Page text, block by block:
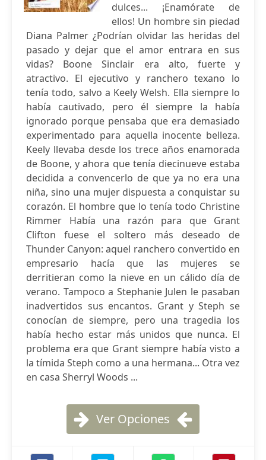
dulces... ¡Enamórate de
ellos! Un hombre sin piedad
Diana Palmer ¿Podrían olvidar las heridas del
pasado y dejar que el amor entrara en sus
vidas? Boone Sinclair era alto, fuerte y
atractivo. El ejecutivo y ranchero texano lo
tenía todo, salvo a Keely Welsh. Ella siempre lo
había cautivado, pero él siempre la había
ignorado porque pensaba que era demasiado
experimentado para aquella inocente belleza.
Keely llevaba desde los trece años enamorada
de Boone, y ahora que tenía diecinueve estaba
decidida a convencerlo de que ya no era una
niña, sino una mujer dispuesta a conquistar su
corazón. El hombre que lo tenía todo Christine
Rimmer Había una razón para que Grant
Clifton fuese el soltero más deseado de
Thunder Canyon: aquel ranchero convertido en
empresario hacía que las mujeres se
derritieran como la nieve en un cálido día de
verano. Tampoco a Stephanie Julen le pasaban
inadvertidos sus encantos. Grant y Steph se
conocían de siempre, pero una tragedia los
había hecho estar más unidos que nunca. El
problema era que Grant siempre había visto a
la tímida Steph como a una hermana... Otra vez
en casa Sherryl Woods ...
Ver Opciones